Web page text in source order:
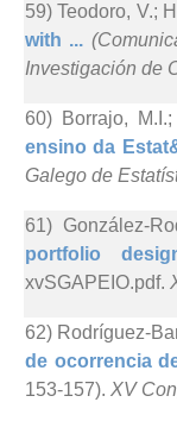
59) Teodoro, V.;
with ...
Investigación de
60) Borrajo,
ensino da
Galego de
61) González-
portfolio
xvSGAPEIO.pdf.
62) Rodríguez-
de ocorrencia
153-157). XV